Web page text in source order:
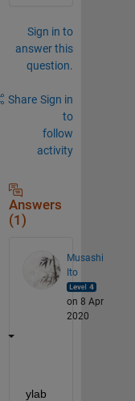
Sign in to
answer this
question.
Share Sign in
to
follow
activity
Answers
(1)
Musashi
Ito
on 8 Apr
2020
ylab